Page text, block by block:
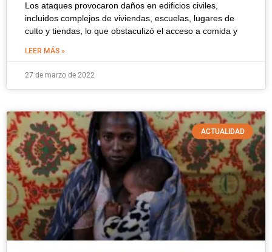
Los ataques provocaron daños en edificios civiles,
incluidos complejos de viviendas, escuelas, lugares de
culto y tiendas, lo que obstaculizó el acceso a comida y
LEER MÁS »
27 de marzo de 2022
ACTUALIDAD